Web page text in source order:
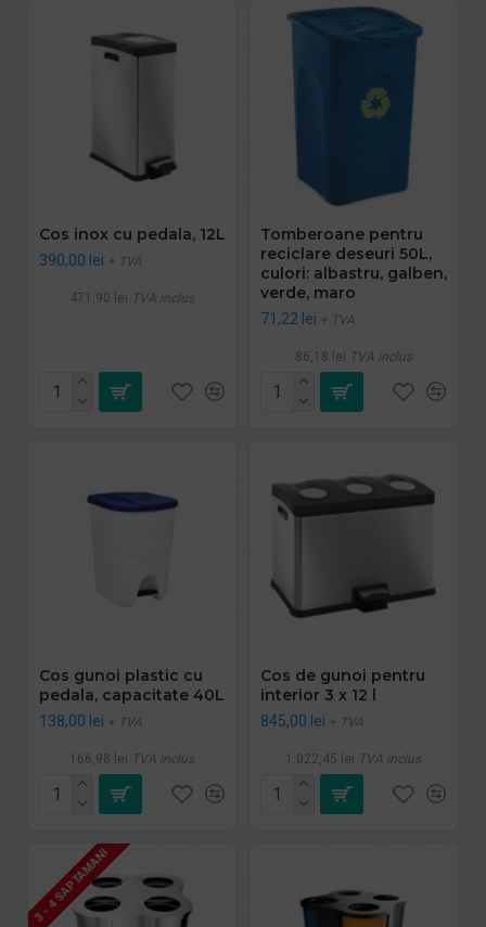
Cos inox cu pedala, 12L
390,00 lei + TVA
471,90 lei TVA inclus
Tomberoane pentru
reciclare deseuri 50L,
culori: albastru, galben,
verde, maro
71,22 lei + TVA
86,18 lei TVA inclus
Cos gunoi plastic cu
pedala, capacitate 40L
138,00 lei + TVA
166,98 lei TVA inclus
Cos de gunoi pentru
interior 3 x 12 l
845,00 lei + TVA
1.022,45 lei TVA inclus
3 - 4 SAPTAMANI